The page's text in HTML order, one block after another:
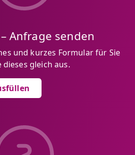
Anfrage senden
und kurzes Formular für Sie
gleich aus.